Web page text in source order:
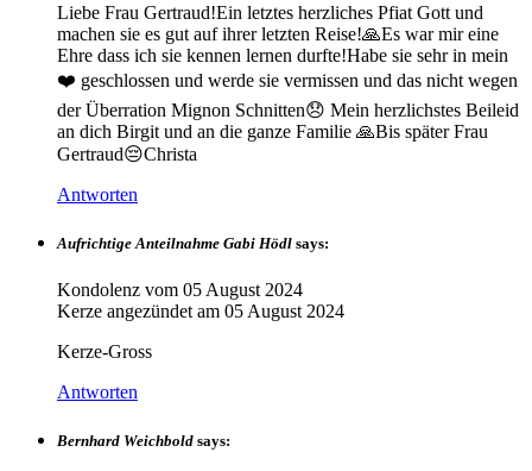
Liebe Frau Gertraud!Ein letztes herzliches Pfiat Gott und
machen sie es gut auf ihrer letzten Reise!🙏Es war mir eine
Ehre dass ich sie kennen lernen durfte!Habe sie sehr in mein
❤️ geschlossen und werde sie vermissen und das nicht wegen
der Überration Mignon Schnitten😞 Mein herzlichstes Beileid
an dich Birgit und an die ganze Familie 🙏Bis später Frau
Gertraud😔Christa
Antworten
Aufrichtige Anteilnahme Gabi Hödl says:
Kondolenz vom 05 August 2024
Kerze angezündet am 05 August 2024
Kerze-Gross
Antworten
Bernhard Weichbold says: